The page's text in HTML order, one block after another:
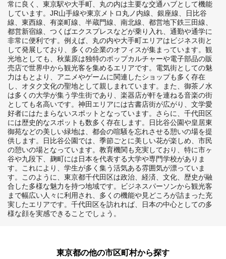
常に良く、東京駅や大手町、丸の内は主要な交通ハブとして機能
しています。JR山手線や東京メトロ丸ノ内線、銀座線、日比谷
線、東西線、有楽町線、半蔵門線、南北線、都営地下鉄三田線、
都営新宿線、つくばエクスプレスなどが乗り入れ、通勤や通学に
非常に便利です。例えば、丸の内や大手町エリアはビジネス街と
して発展しており、多くの企業のオフィスが集まっています。観
光地としても、秋葉原は独特のポップカルチャーや電子部品の販
売店で世界中から観光客を集めるエリアです。電気街としての魅
力はもとより、アニメやゲームに関連したショップも多く存在
し、オタク文化の聖地として親しまれています。また、御茶ノ水
は多くの大学が集う学生街であり、楽器店が軒を連ねる音楽の街
としても名高いです。神田エリアには古書店街が広がり、文学愛
好者にはたまらないスポットとなっています。さらに、千代田区
には歴史的なスポットも数多く存在します。日比谷公園や皇居東
御苑などの美しい緑地は、都会の喧騒を忘れさせる憩いの場を提
供します。日比谷公園では、季節ごとに美しい花が楽しめ、市民
の憩いの場となっています。教育機関も充実しており、特に市ヶ
谷や九段下、麹町には日本を代表する大学や専門学校がありま
す。これにより、学生が多く集う活気ある雰囲気が漂っていま
す。このように、東京都千代田区は政治、経済、文化、歴史が融
合した多様な魅力を持つ地域です。ビジネスパーソンから観光客
まで幅広い人々に利用され、多くの機能や見どころが詰まった充
実したエリアです。千代田区を訪れれば、日本の中心としての多
様な顔を実感できることでしょう。
東京都の他の市区町村から探す